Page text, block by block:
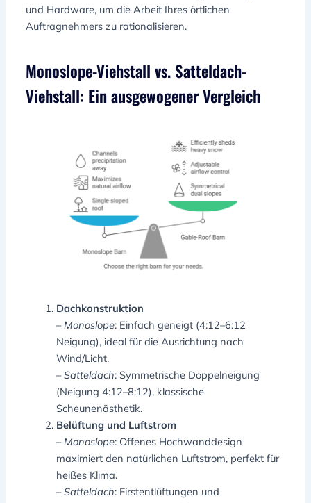
und Hardware, um die Arbeit Ihres örtlichen
Auftragnehmers zu rationalisieren.
Monoslope-Viehstall vs. Satteldach-
Viehstall: Ein ausgewogener Vergleich
Dachkonstruktion
– Monoslope: Einfach geneigt (4:12–6:12
Neigung), ideal für die Ausrichtung nach
Wind/Licht.
–Satteldach: Symmetrische Doppelneigung
(Neigung 4:12–8:12), klassische
Scheunenästhetik.
Belüftung und Luftstrom
– Monoslope: Offenes Hochwanddesign
maximiert den natürlichen Luftstrom, perfekt für
heißes Klima.
–Satteldach: Firstentlüftungen und